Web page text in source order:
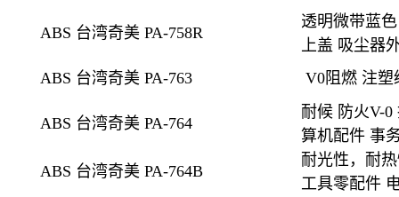
ABS 台湾奇美 PA-758R
透明微带蓝
上盖 吸尘器
ABS 台湾奇美 PA-763
V0阻燃 注塑
ABS 台湾奇美 PA-764
耐候 防火V-
算机配件 事
ABS 台湾奇美 PA-764B
耐光性，耐
工具零配件